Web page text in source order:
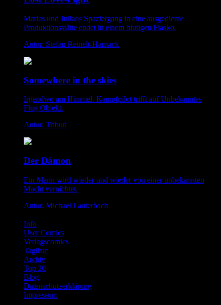
Marias und Julians Spaziergang in eine ausgediente
Produktionsstätte endet in einem blutigen Fiasko.
Autor: Stefan Reinelt-Harnack
Somewhere in the skies
Irgendwo am Himmel. Kampfpilot trifft auf Unbekanntes
Flug Objekt.
Autor: Tribun
Der Dämon
Ein Mann wird wieder und wieder von einer unbekannten
Macht vernichtet.
Autor: Michael Lauterbach
Info
User Comics
Verlagscomics
Tagliste
Archiv
Top 20
Blog
Datenschutzerklärung
Impressum